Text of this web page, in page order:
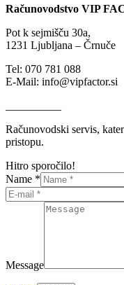
Računovodstvo VIP
Pot k sejmišču 30a,
1231 Ljubljana – Črnuče
Tel: 070 781 088
E-Mail: info@vipfactor.si
Računovodski servis,
pristopu.
Hitro sporočilo!
Name *
Message